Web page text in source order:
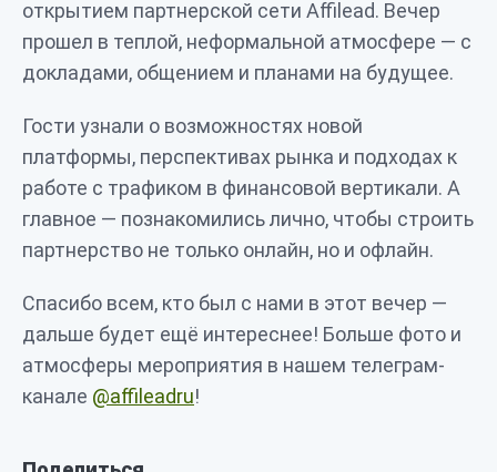
открытием партнерской сети Affilead. Вечер
прошел в теплой, неформальной атмосфере — с
докладами, общением и планами на будущее.
Гости узнали о возможностях новой
платформы, перспективах рынка и подходах к
работе с трафиком в финансовой вертикали. А
главное — познакомились лично, чтобы строить
партнерство не только онлайн, но и офлайн.
Спасибо всем, кто был с нами в этот вечер —
дальше будет ещё интереснее! Больше фото и
атмосферы мероприятия в нашем телеграм-
канале @affileadru!